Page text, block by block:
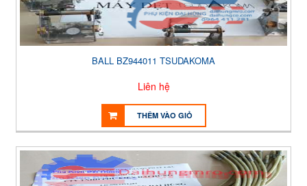
BALL BZ944011 TSUDAKOMA
Liên hệ
THÊM VÀO GIỎ